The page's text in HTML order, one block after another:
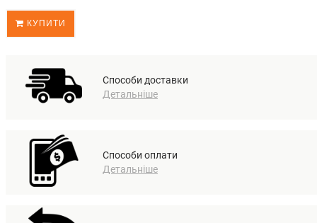
КУПИТИ
Способи доставки
Детальніше
Способи оплати
Детальніше